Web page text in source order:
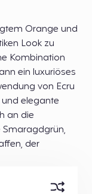
Orange und
Look zu
Kombination
ein luxuriöses
von Ecru
elegante
an die
der